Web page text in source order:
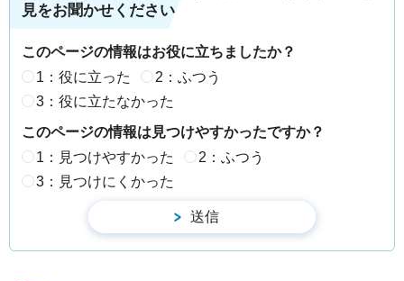
見をお聞かせください
このページの情報はお役に立ちましたか？
1：役に立った
2：ふつう
3：役に立たなかった
このページの情報は見つけやすかったですか？
1：見つけやすかった
2：ふつう
3：見つけにくかった